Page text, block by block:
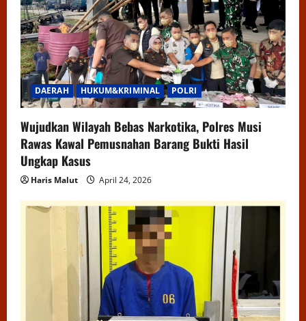
DAERAH HUKUM&KRIMINAL POLRI
Wujudkan Wilayah Bebas Narkotika, Polres Musi
Rawas Kawal Pemusnahan Barang Bukti Hasil
Ungkap Kasus
Haris Malut April 24, 2026